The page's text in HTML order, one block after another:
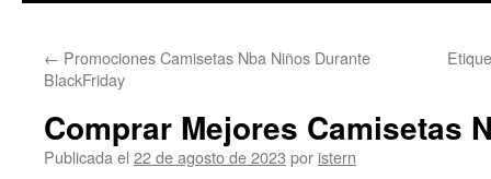
contenido
← Promociones Camisetas Nba Niños Durante
BlackFriday
Comprar Mejores Camisetas
Publicada el 22 de agosto de 2023 por istern